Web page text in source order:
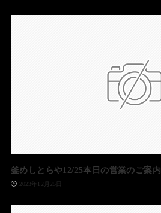
釜めしとらや12/25本日の営業のご案内
2023年12月25日